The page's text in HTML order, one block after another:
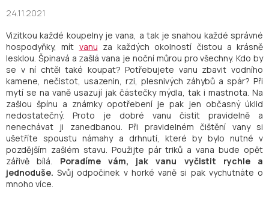
24.11.2021
Vizitkou každé koupelny je vana, a tak je snahou každé správné
hospodyňky, mít vanu za každých okolností čistou a krásně
lesklou. Špinavá a zašlá vana je noční můrou pro všechny. Kdo by
se v ní chtěl také koupat? Potřebujete vanu zbavit vodního
kamene, nečistot, usazenin, rzi, plesnivých záhybů a spár? Při
mytí se na vaně usazují jak částečky mýdla, tak i mastnota. Na
zašlou špínu a známky opotřebení je pak jen občasný úklid
nedostatečný. Proto je dobré vanu čistit pravidelně a
nenechávat ji zanedbanou. Při pravidelném čištění vany si
ušetříte spoustu námahy a drhnutí, které by bylo nutné v
pozdějším zašlém stavu. Použijte pár triků a vana bude opět
zářivě bílá. Poradíme vám, jak vanu vyčistit rychle a
jednoduše. Svůj odpočinek v horké vaně si pak vychutnáte o
mnoho více.